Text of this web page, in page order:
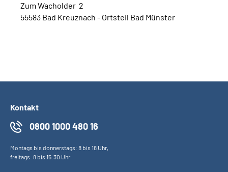
Zum Wacholder 2
55583 Bad Kreuznach - Ortsteil Bad Münster
Kontakt
0800 1000 480 16
Montags bis donnerstags: 8 bis 18 Uhr,
freitags: 8 bis 15:30 Uhr